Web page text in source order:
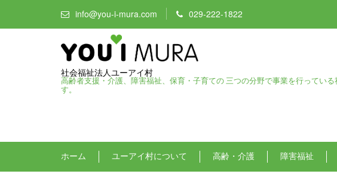
info@you-i-mura.com 029-222-1822
社会福祉法人ユーアイ村
高齢者支援・介護、障害福祉、保育・子育ての 三つの分野で事業を行ってい
す。
ホーム ユーアイ村について 高齢・介護 障害福祉